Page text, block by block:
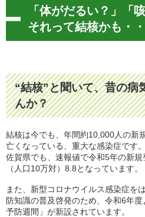
「体がだるい？」「
それって結核かも・
“結核”と聞いて、昔の病
んか？
結核は今でも、年間約10,000人の新
亡くなっている、重大な感染症です。
佐賀県でも、速報値で令和5年の新
（人口10万対）8.8となっています。
また、新型コロナウイルス感染症を
防知識の普及啓発のため、令和6年
予防週間」が新設されています。